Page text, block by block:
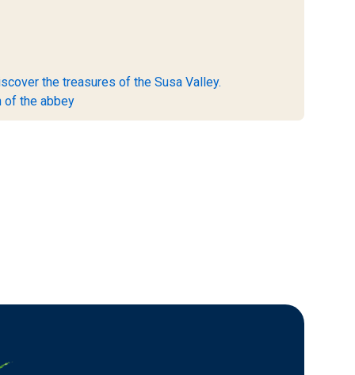
the treasures of the Susa Valley.
of the abbey